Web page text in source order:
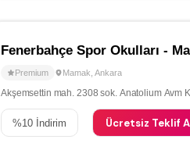
Fenerbahçe Spor Okulları -
Premium Mamak Ankara
Akşemsettin mah. 2308 sok. Anatolium Avm
%10 İndirim Ücretsiz Teklif